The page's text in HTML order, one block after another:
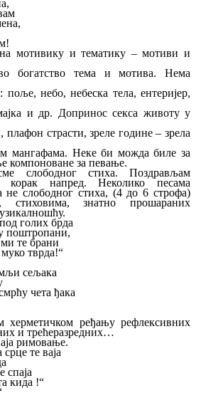
мотивику и тематику – мотиви и
богатство тема и мотива. Нема
поље, небо, небеска тела, ентеријер,
и др. Допринос секса животу у
страсти, зреле године – зрела
мангафама. Неке би можда биле за
компоноване за певање.
слободног стиха. Поздрављам
корак напред. Неколико песама
не слободног стиха, (4 до 6 строфа)
стиховима, знатно прошараних
голих брда
поштропани,
те брани
тврда!“
сељака
чета ђака
херметичком ређању рефлексивних
и трећеразредних…
римовање.
те ваја
спаја
кида !“